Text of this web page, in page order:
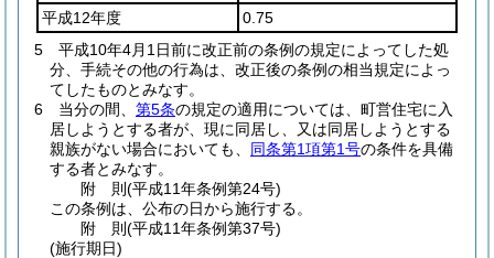
平成12年度
0.75
5
平成10年4月1日前に改正前の条例の規定によってした処
分、手続その他の行為は、改正後の条例の相当規定によっ
てしたものとみなす。
6
当分の間、 第5条の規定の適用については、町営住宅に入
居しようとする者が、現に同居し、又は同居しようとする
親族がない場合においても、 同条第1項第1号の条件を具備
する者とみなす。
附 則(平成11年条例第24号)
この条例は、公布の日から施行する。
附 則(平成11年条例第37号)
(施行期日)